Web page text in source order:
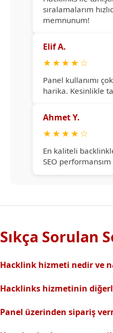
sıralamalarım
memnunum!
Elif A.
★★★★☆
Panel kullanımı
harika. Kesinlikle
Ahmet Y.
★★★★☆
En kaliteli
SEO performansım
Sıkça Sorulan
Hacklink hizmeti nedir ve
backlinklerle sitenizin
sıralamalarınız hızlıca
Hacklinks hizmetinin
riski olmadan, en kaliteli ve
Profesyonel ekibimizle hızlı
Panel üzerinden sipariş
Hacklinks paneli kullanıcı